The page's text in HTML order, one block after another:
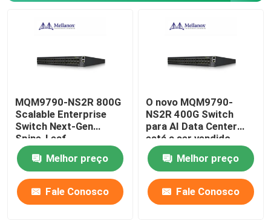
Interruptor do SAN de brocado
Licença da VAGEM de brocado
Módulo de Cisco SFP
Módulo original de SFP
transceptor de 40G QSFP+
MQM9790-NS2R 800G
Scalable Enterprise
Switch Next-Gen
Spine-Leaf
Architecture para
Centros de Dados de
Hiperscala
Melhor preço
Fale Conosco
O novo MQM9790-
NS2R 400G Switch
para AI Data Center
está a ser vendido
Melhor preço
Fale Conosco